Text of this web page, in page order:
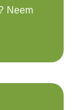
Neem